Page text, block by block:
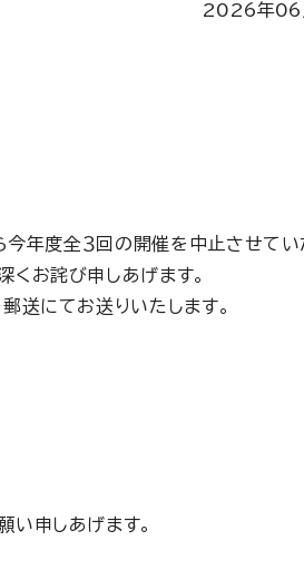
2026年06
年度全３回の開催を中止させてい
お詫び申しあげます。
送にてお送りいたします。
申しあげます。